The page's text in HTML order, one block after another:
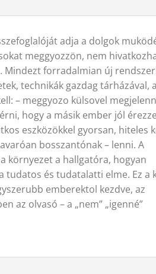
adja a dolgok
meggyozzön, nem
Mindezt forradalmian új
technikák gazdag tárházával, a
– meggyozo külsovel
hogy a másik ember jól
eszközökkel gyorsan, hiteles
bosszantónak – lenni. A
környezet a hallgatóra, hogyan
tudatos és tudatalatti elme. Ez a
emberektol kezdve, az
az olvasó – a „nem” „igenné”